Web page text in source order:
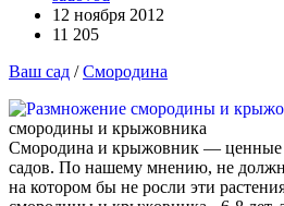
12 ноября 2012
11 205
Ваш сад /Смородина
смородины и крыжовника
Смородина и крыжовник — ценные
садов. По нашему мнению, не
на котором бы не росли эти